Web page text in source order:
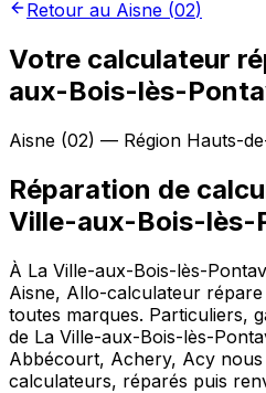
Retour au Aisne (02)
Votre calculateur
aux-Bois-lès-
Aisne (02) — Région Hauts-
Réparation de
Ville-aux-Bois-lès-
À La Ville-aux-Bois-lès-
Aisne, Allo-calculateur
toutes marques. Particuliers,
de La Ville-aux-Bois-lès-
Abbécourt, Achery, Acy
calculateurs, réparés puis